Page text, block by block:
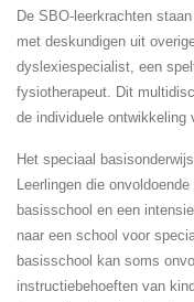
De SBO-leerkrachten
met deskundigen uit
dyslexiespecialist, een
fysiotherapeut. Dit
de individuele ontwikkeling
Het speciaal
Leerlingen die
basisschool en een
naar een school voor
basisschool kan soms
instructiebehoeften van